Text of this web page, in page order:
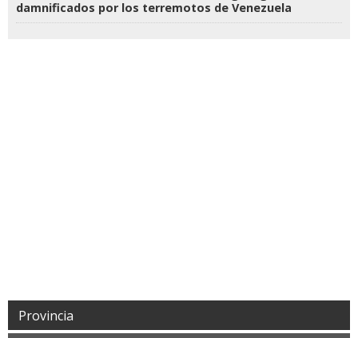
damnificados por los terremotos de Venezuela
Provincia